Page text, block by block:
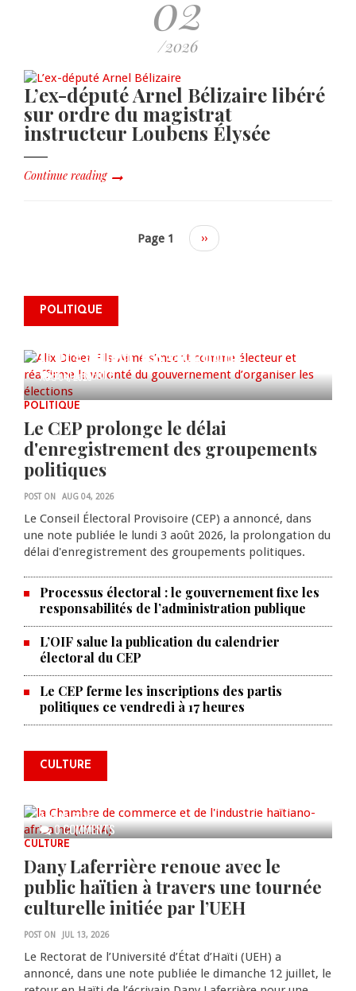
/2026
L’ex-député Arnel Bélizaire libéré
sur ordre du magistrat
instructeur Loubens Élysée
Continue reading
Page 1
Next
page
››
POLITIQUE
0 COMMENTS
Alix Didier Fils-Aimé s’inscrit
comme électeur et réaffirme la
d’organiser les élections
AUG 04, 2026
POLITIQUE
Le CEP prolonge le délai
d'enregistrement des groupements
politiques
POST ON AUG 04, 2026
Le Conseil Électoral Provisoire (CEP) a annoncé, dans
une note publiée le lundi 3 août 2026, la prolongation du
délai d'enregistrement des groupements politiques.
Processus électoral : le gouvernement fixe les
responsabilités de l’administration publique
L’OIF salue la publication du calendrier
électoral du CEP
Le CEP ferme les inscriptions des partis
politiques ce vendredi à 17 heures
CULTURE
0 COMMENTS
La Chambre de commerce et de
l'industrie haïtiano-africaine
commémorer le 235e
anniversaire de la cérémonie du
AUG 05, 2026
CULTURE
Dany Laferrière renoue avec le
public haïtien à travers une tournée
culturelle initiée par l’UEH
POST ON JUL 13, 2026
Le Rectorat de l’Université d’État d’Haïti (UEH) a
annoncé, dans une note publiée le dimanche 12 juillet, le